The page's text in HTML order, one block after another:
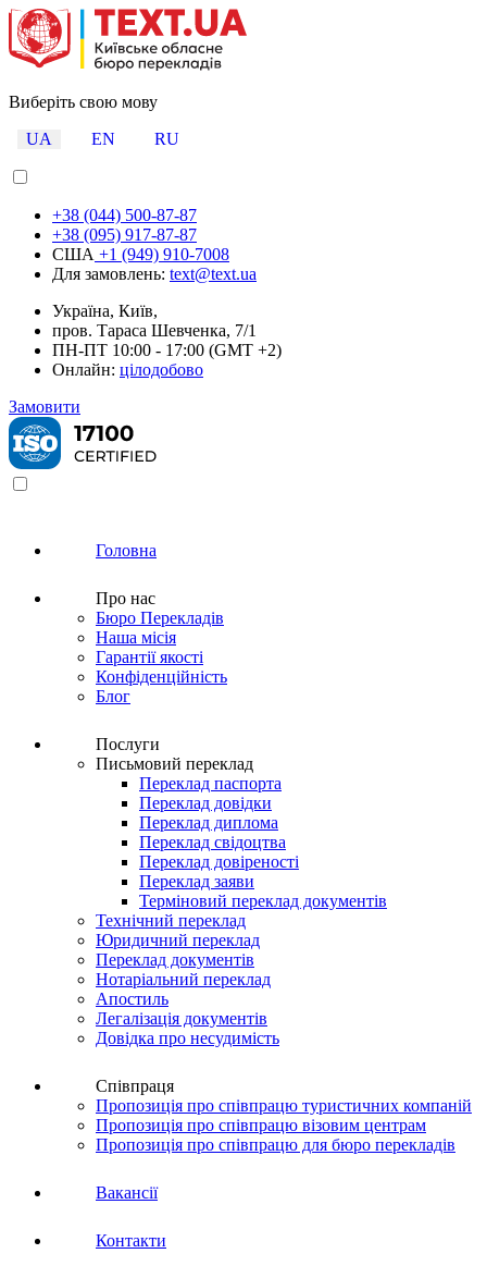
Виберіть свою мову
UA
EN RU
+38 (044) 500-87-87
+38 (095) 917-87-87
США +1 (949) 910-7008
Для замовлень: text@text.ua
Україна, Київ,
пров. Тараса Шевченка, 7/1
ПН-ПТ 10:00 - 17:00 (GMT +2)
Онлайн: цілодобово
Замовити
Головна
Про нас
Бюро Перекладів
Наша місія
Гарантії якості
Конфіденційність
Блог
Послуги
Письмовий переклад
Переклад паспорта
Переклад довідки
Переклад диплома
Переклад свідоцтва
Переклад довіреності
Переклад заяви
Терміновий переклад документів
Технічний переклад
Юридичний переклад
Переклад документів
Нотаріальний переклад
Апостиль
Легалізація документів
Довідка про несудимість
Співпраця
Пропозиція про співпрацю туристичних компаній
Пропозиція про співпрацю візовим центрам
Пропозиція про співпрацю для бюро перекладів
Вакансії
Контакти